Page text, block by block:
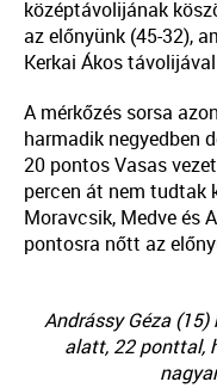
középtávolijának
az előnyünk (45-32),
Kerkai Ákos
A mérkőzés sorsa
harmadik negyedben
20 pontos Vasas
percen át nem tudtak
Moravcsik, Medve és
pontosra nőtt az
Andrássy Géza
alatt, 22 ponttal,